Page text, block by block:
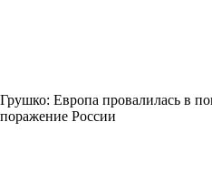
Грушко: Европа провалилась в
поражение России